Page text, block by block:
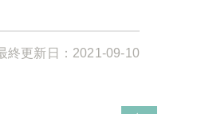
終更新日： 2021-09-10